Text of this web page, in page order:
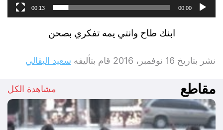
00:00
00:13
ابنك طاح وانتي يمه تفكري بصحن
نشر بتاريخ 16 نوفمبر، 2016 قام بتأليفه سعيد البقالي
مقاطع مشاهدة الكل